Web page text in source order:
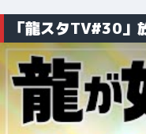
「龍スタTV#30」